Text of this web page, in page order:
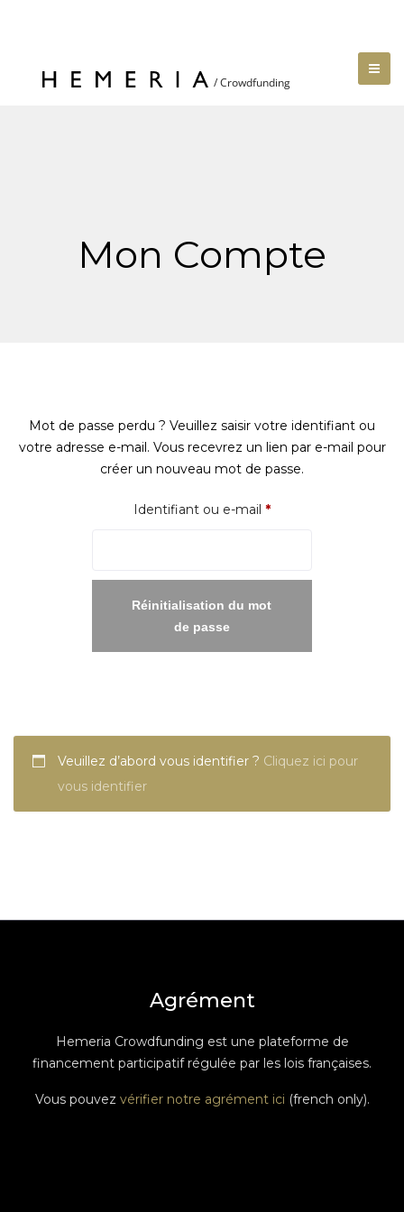
Mon Compte
Mot de passe perdu ? Veuillez saisir votre identifiant ou
votre adresse e-mail. Vous recevrez un lien par e-mail pour
créer un nouveau mot de passe.
Identifiant ou e-mail *Obligatoire
Réinitialisation du mot
de passe
Veuillez d’abord vous identifier ? Cliquez ici pour
vous identifier
Agrément
Hemeria Crowdfunding est une plateforme de
financement participatif régulée par les lois françaises.
Vous pouvez vérifier notre agrément ici (french only).